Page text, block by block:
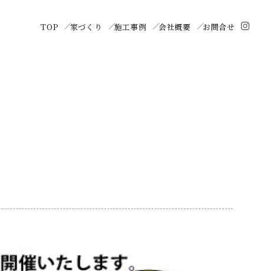
TOP 家づくり 施工事例 会社概要 お問合せ